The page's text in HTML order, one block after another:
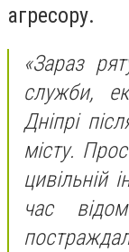
агресору.
«Зараз
служби,
Дніпрі
місту.
цивільній
час